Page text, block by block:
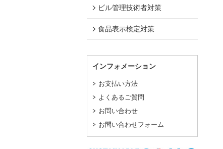
ビル管理技術者対策
食品表示検定対策
インフォメーション
お支払い方法
よくあるご質問
お問い合わせ
お問い合わせフォーム